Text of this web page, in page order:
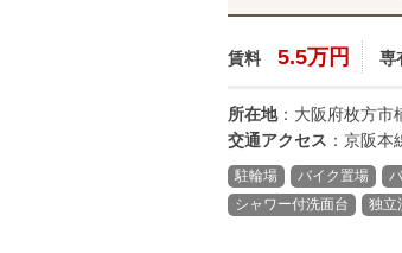
賃料 5.5万円 専
所在地：大阪府枚方市
交通アクセス ：京阪
駐輪場 バイク置場
シャワー付洗面台
独立